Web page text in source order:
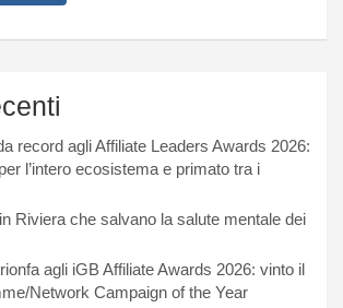
record agli Affiliate Leaders Awards 2026:
l’intero ecosistema e primato tra i
Riviera che salvano la salute mentale dei
agli iGB Affiliate Awards 2026: vinto il
Network Campaign of the Year